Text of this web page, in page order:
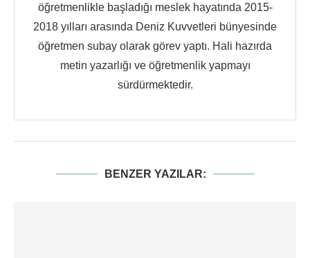
öğretmenlikle başladığı meslek hayatında 2015-
2018 yılları arasında Deniz Kuvvetleri bünyesinde
öğretmen subay olarak görev yaptı. Hali hazırda
metin yazarlığı ve öğretmenlik yapmayı
sürdürmektedir.
BENZER YAZILAR: